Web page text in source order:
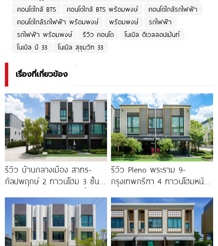
คอนโดใกล้ BTS
คอนโดใกล้ BTS พร้อมพงษ์
คอนโดใกล้รถไฟฟ้า
คอนโดใกล้รถไฟฟ้า พร้อมพงษ์
พร้อมพงษ์
รถไฟฟ้า
รถไฟฟ้า พร้อมพงษ์
รีวิว คอนโด
โนเบิล ดีเวลลอปเม้นท์
โนเบิล บี 33
โนเบิล สุขุมวิท 33
เรื่องที่เกี่ยวข้อง
รีวิว บ้านกลางเมือง สาทร-
กัลปพฤกษ์ 2 ทาวน์โฮม 3 ชั้น
สาทร เพียง
รีวิว Pleno พระราม 9-
กรุงเทพกรีฑา 4 ทาวน์โฮมหน้า
Premium